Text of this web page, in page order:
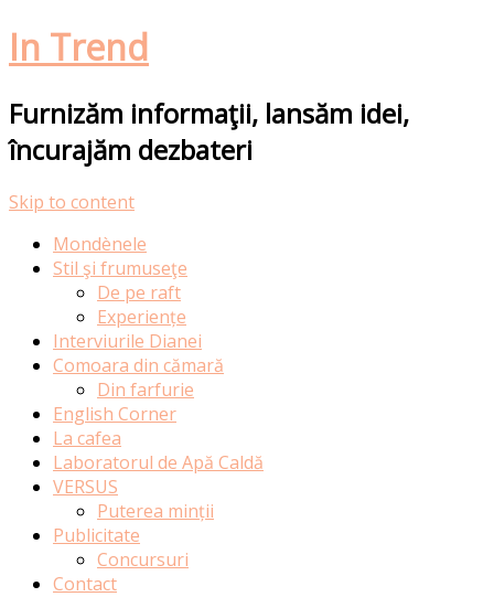
In Trend
Furnizăm informaţii, lansăm idei,
încurajăm dezbateri
Skip to content
Mondènele
Stil şi frumuseţe
De pe raft
Experiențe
Interviurile Dianei
Comoara din cămară
Din farfurie
English Corner
La cafea
Laboratorul de Apă Caldă
VERSUS
Puterea minții
Publicitate
Concursuri
Contact